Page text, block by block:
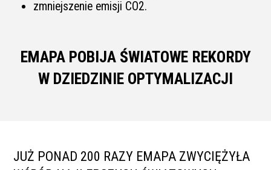
zmniejszenie emisji CO2.
EMAPA POBIJA ŚWIATOWE REKORDY
W DZIEDZINIE OPTYMALIZACJI
JUŻ PONAD 200 RAZY EMAPA ZWYCIĘŻYŁA